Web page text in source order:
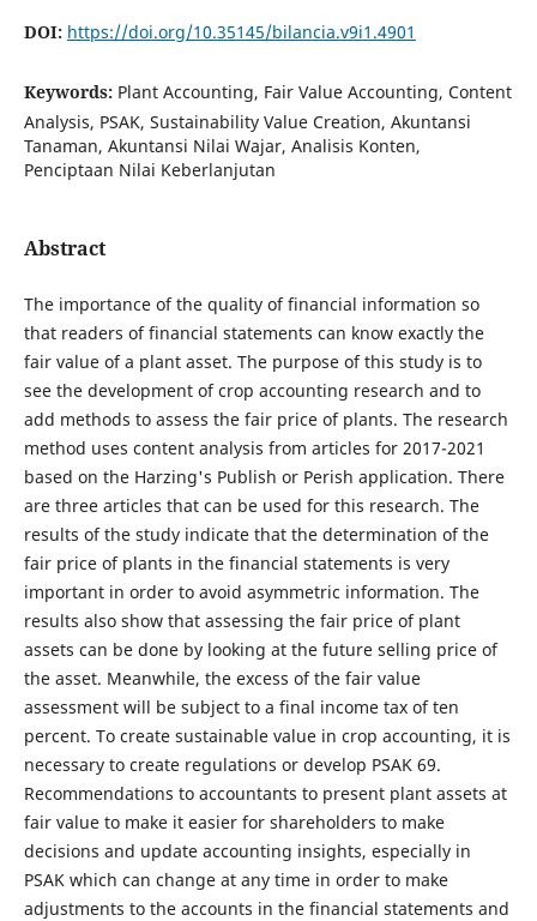
DOI: https://doi.org/10.35145/bilancia.v9i1.4901
Keywords: Plant Accounting, Fair Value Accounting, Content
Analysis, PSAK, Sustainability Value Creation, Akuntansi
Tanaman, Akuntansi Nilai Wajar, Analisis Konten,
Penciptaan Nilai Keberlanjutan
Abstract
The importance of the quality of financial information so
that readers of financial statements can know exactly the
fair value of a plant asset. The purpose of this study is to
see the development of crop accounting research and to
add methods to assess the fair price of plants. The research
method uses content analysis from articles for 2017-2021
based on the Harzing's Publish or Perish application. There
are three articles that can be used for this research. The
results of the study indicate that the determination of the
fair price of plants in the financial statements is very
important in order to avoid asymmetric information. The
results also show that assessing the fair price of plant
assets can be done by looking at the future selling price of
the asset. Meanwhile, the excess of the fair value
assessment will be subject to a final income tax of ten
percent. To create sustainable value in crop accounting, it is
necessary to create regulations or develop PSAK 69.
Recommendations to accountants to present plant assets at
fair value to make it easier for shareholders to make
decisions and update accounting insights, especially in
PSAK which can change at any time in order to make
adjustments to the accounts in the financial statements and